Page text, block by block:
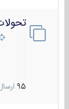
تحولات
95 ارسال